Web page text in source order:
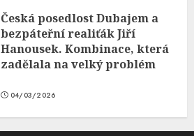
Česká posedlost Dubajem a
bezpáteřní realiťák Jiří
Hanousek. Kombinace, která
zadělala na velký problém
04/03/2026